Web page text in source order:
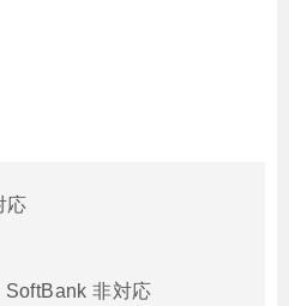
応
SoftBank 非対応